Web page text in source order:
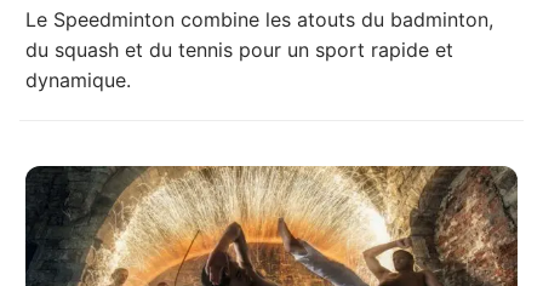
Le Speedminton combine les atouts du badminton,
du squash et du tennis pour un sport rapide et
dynamique.